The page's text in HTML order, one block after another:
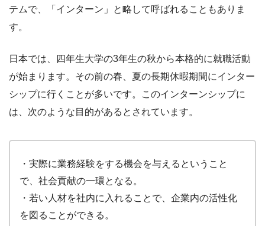
テムで、「インターン」と略して呼ばれることもありま
す。
日本では、四年生大学の3年生の秋から本格的に就職活動
が始まります。その前の春、夏の長期休暇期間にインター
シップに行くことが多いです。このインターンシップに
は、次のような目的があるとされています。
・実際に業務経験をする機会を与えるということ
で、社会貢献の一環となる。
・若い人材を社内に入れることで、企業内の活性化
を図ることができる。